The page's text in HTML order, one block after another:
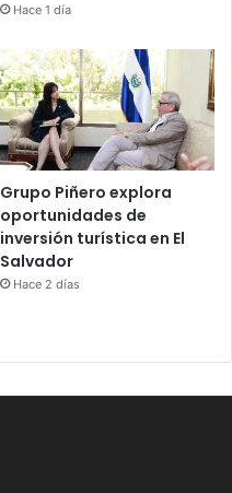
Hace 1 día
Grupo Piñero explora
oportunidades de
inversión turística en El
Salvador
Hace 2 días